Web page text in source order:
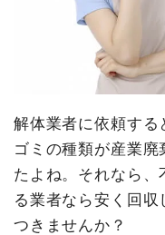
解体業者に依頼する
ゴミの種類が産業
たよね。それなら
る業者なら安く回収
つきませんか？